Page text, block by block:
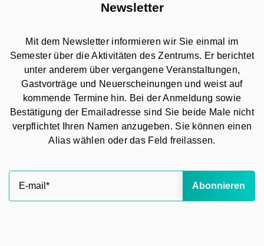
Newsletter
Mit dem Newsletter informieren wir Sie einmal im
Semester über die Aktivitäten des Zentrums. Er berichtet
unter anderem über vergangene Veranstaltungen,
Gastvorträge und Neuerscheinungen und weist auf
kommende Termine hin. Bei der Anmeldung sowie
Bestätigung der Emailadresse sind Sie beide Male nicht
verpflichtet Ihren Namen anzugeben. Sie können einen
Alias wählen oder das Feld freilassen.
Abonnieren